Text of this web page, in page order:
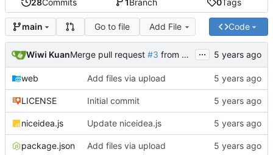
main Go to file Add File Code
Wiwi KuanMerge pull request #3 from papayaisnotafood/main ...
web Add files via upload
LICENSE Initial commit
niceidea.js Update niceidea.js
package.json Add files via upload